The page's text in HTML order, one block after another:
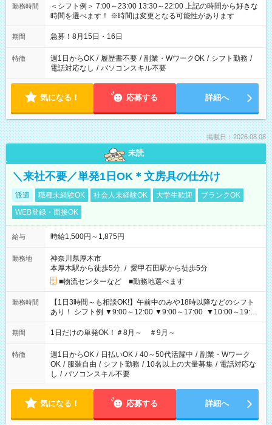
勤務時間
＜シフト例＞ 7:00～23:00 13:30～22:00 上記の時間から好きな
時間を選べます！ ※時間は変更となる可能性があります
期間 急募！8月15日・16日
特徴 週1日からOK / 履歴書不要 / 副業・WワークOK / シフト勤務 /
電話対応なし / パソコンスキル不要
気になる！ 応募する 詳細へ
掲載日：2026.08.08
未読
＼来社不要／単発1日OK＊文房具の仕分け
派遣 職種未経験OK 社会人未経験OK 大学生歓迎
ブランクOK
WEB登録・面接OK
給与 時給1,500円～1,875円
勤務地
神奈川県厚木市
本厚木駅から徒歩5分 / 愛甲石田駅から徒歩5分
■物流センターなど ■勤務地選べます
勤務時間
【1日3時間～も相談OK!】午前中のみや18時以降などのシフト
あり！ シフト例 ▼9:00～12:00 ▼9:00～17:00 ▼10:00～19:00
▼18:00～21:00
期間 1日だけの単発OK！＃8月～ ＃9月～
特徴 週1日からOK / 日払いOK / 40～50代活躍中 / 副業・Wワーク
OK / 服装自由 / シフト勤務 / 10名以上の大量募集 / 電話対応な
し / パソコンスキル不要
気になる！ 応募する 詳細へ